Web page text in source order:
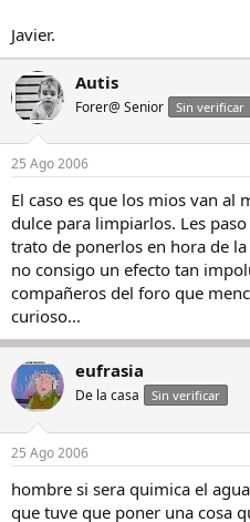
Javier.
Autis
Forer@ Senior Sin verificar
25 Ago 2006
El caso es que los mios van al
dulce para limpiarlos. Les
trato de ponerlos en hora de
no consigo un efecto tan
compañeros del foro que
curioso...
eufrasia
De la casa Sin verificar
25 Ago 2006
hombre si sera quimica el
que tuve que poner una cosa